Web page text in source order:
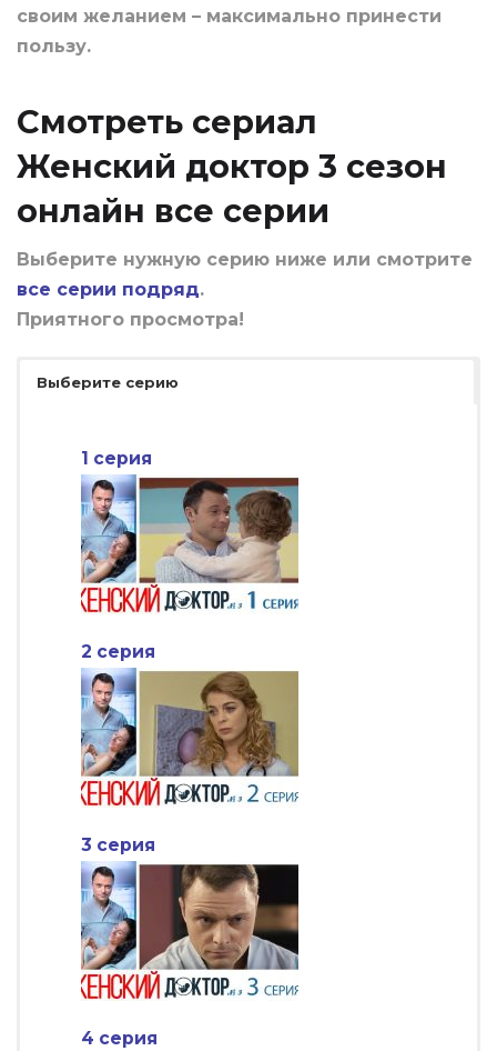
своим желанием – максимально принести
пользу.
Смотреть сериал
Женский доктор 3 сезон
онлайн все серии
Выберите нужную серию ниже или смотрите
все серии подряд.
Приятного просмотра!
Выберите серию
1 серия
2 серия
3 серия
4 серия